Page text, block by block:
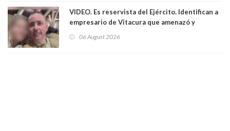
VIDEO. Es reservista del Ejército. Identifican a
empresario de Vitacura que amenazó y
al "ring raja". Se trata de Andrés Arrieta y la
06 August 2026